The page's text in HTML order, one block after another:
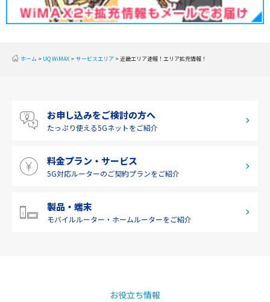
北陸
九州・沖縄
ホーム UQ WiMAX サービスエリア 近畿エリア速報！エリア拡充情報！
お申し込みをご検討の方へ
たっぷり使える5Gネットをご紹介
料金プラン・サービス
5G対応ルーターのご契約プランをご紹介
製品・端末
モバイルルーター・ ホームルーターをご紹介
お役立ち情報